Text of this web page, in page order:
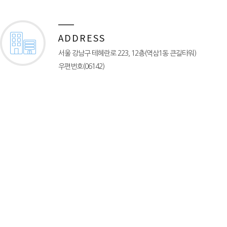
A D D R E S S
서울 강남구 테헤란로 223, 12층(역삼1동 큰길타워)
우편번호(06142)